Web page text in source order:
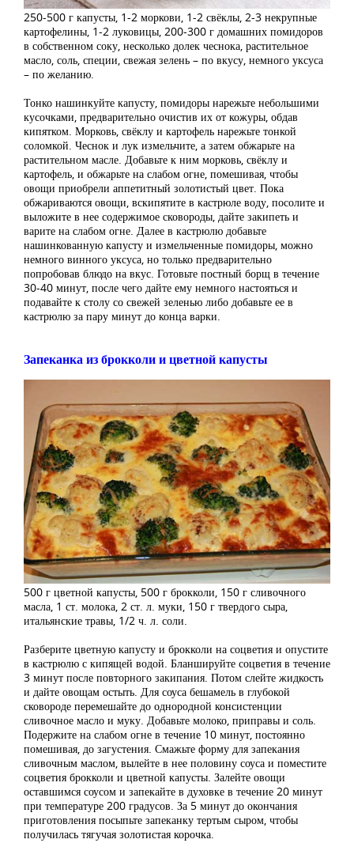
250-500 г капусты, 1-2 моркови, 1-2 свёклы, 2-3 некрупные
картофелины, 1-2 луковицы, 200-300 г домашних помидоров
в собственном соку, несколько долек чеснока, растительное
масло, соль, специи, свежая зелень – по вкусу, немного уксуса
– по желанию.
Тонко нашинкуйте капусту, помидоры нарежьте небольшими
кусочками, предварительно очистив их от кожуры, обдав
кипятком. Морковь, свёклу и картофель нарежьте тонкой
соломкой. Чеснок и лук измельчите, а затем обжарьте на
растительном масле. Добавьте к ним морковь, свёклу и
картофель, и обжарьте на слабом огне, помешивая, чтобы
овощи приобрели аппетитный золотистый цвет. Пока
обжариваются овощи, вскипятите в кастрюле воду, посолите и
выложите в нее содержимое сковороды, дайте закипеть и
варите на слабом огне. Далее в кастрюлю добавьте
нашинкованную капусту и измельченные помидоры, можно
немного винного уксуса, но только предварительно
попробовав блюдо на вкус. Готовьте постный борщ в течение
30-40 минут, после чего дайте ему немного настояться и
подавайте к столу со свежей зеленью либо добавьте ее в
кастрюлю за пару минут до конца варки.
Запеканка из брокколи и цветной капусты
500 г цветной капусты, 500 г брокколи, 150 г сливочного
масла, 1 ст. молока, 2 ст. л. муки, 150 г твердого сыра,
итальянские травы, 1/2 ч. л. соли.
Разберите цветную капусту и брокколи на соцветия и опустите
в кастрюлю с кипящей водой. Бланшируйте соцветия в течение
3 минут после повторного закипания. Потом слейте жидкость
и дайте овощам остыть. Для соуса бешамель в глубокой
сковороде перемешайте до однородной консистенции
сливочное масло и муку. Добавьте молоко, приправы и соль.
Подержите на слабом огне в течение 10 минут, постоянно
помешивая, до загустения. Смажьте форму для запекания
сливочным маслом, вылейте в нее половину соуса и поместите
соцветия брокколи и цветной капусты. Залейте овощи
оставшимся соусом и запекайте в духовке в течение 20 минут
при температуре 200 градусов. За 5 минут до окончания
приготовления посыпьте запеканку тертым сыром, чтобы
получилась тягучая золотистая корочка.